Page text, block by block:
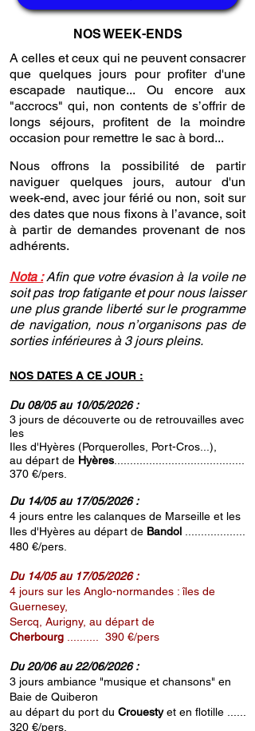
NOS WEEK-ENDS
A celles et ceux qui ne peuvent consacrer
que quelques jours pour profiter d'une
escapade nautique... Ou encore aux
"accrocs" qui, non contents de s’offrir de
longs séjours, profitent de la moindre
occasion pour remettre le sac à bord...
Nous offrons la possibilité de partir
naviguer quelques jours, autour d'un
week-end, avec jour férié ou non, soit sur
des dates que nous fixons à l’avance, soit
à partir de demandes provenant de nos
adhérents.
Nota : Afin que votre évasion à la voile ne
soit pas trop fatigante et pour nous laisser
une plus grande liberté sur le programme
de navigation, nous n’organisons pas de
sorties inférieures à 3 jours pleins.
NOS DATES A CE JOUR :
Du 08/05 au 10/05/2026 :
3 jours de découverte ou de retrouvailles avec
les
Iles d'Hyères (Porquerolles, Port-Cros...),
au départ de Hyères
370 €/pers.
Du 14/05 au 17/05/2026 :
4 jours entre les calanques de Marseille et les
Iles d'Hyères au départ de Bandol
480 €/pers.
Du 14/05 au 17/05/2026 :
4 jours sur les Anglo-normandes : îles de
Guernesey,
Sercq, Aurigny, au départ de
Cherbourg
.......... 390 €/pers
Du 20/06 au 22/06/2026 :
3 jours ambiance "musique et chansons" en
Baie de Quiberon
au départ du port du Crouesty et en flotille
320 €/pers.